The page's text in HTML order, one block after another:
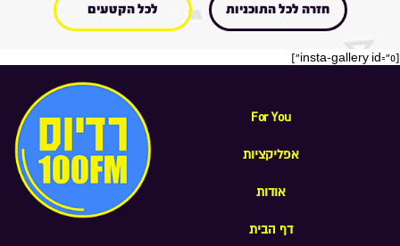
חזרה לכל התוכניות לכל הקטעים
[insta-gallery id="0"]
For You
אפליקציות
אודות
דף הבית